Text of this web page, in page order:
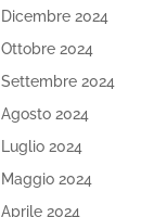
Dicembre 2024
Ottobre 2024
Settembre 2024
Agosto 2024
Luglio 2024
Maggio 2024
Aprile 2024